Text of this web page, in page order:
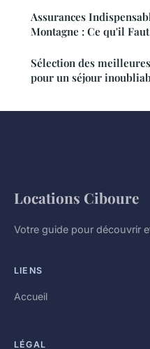
Assurances
Montagne : Ce qu'il
Sélection des
pour un séjour
Locations Ciboure
Votre guide pour découvrir
LIENS
Accueil
LÉGAL